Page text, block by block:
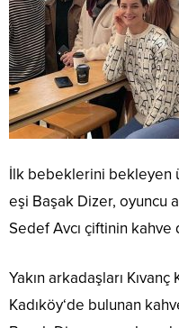
İlk bebeklerini bekleyen
eşi Başak Dizer, oyuncu
Sedef Avcı çiftinin kahve
Yakın arkadaşları
Kadıköy‘de bulunan